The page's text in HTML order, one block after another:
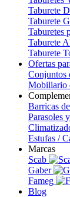
Taburete
Taburete
Taburetes
Taburete
Taburete
Ofertas
Conjuntos
Mobiliario
Barricas
Parasoles
Estufas /
Marcas
Scab
Gaber
Fameg
Blog